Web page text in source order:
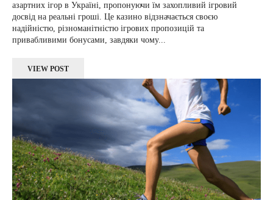
азартних ігор в Україні, пропонуючи їм захопливий ігровий
досвід на реальні гроші. Це казино відзначається своєю
надійністю, різноманітністю ігрових пропозицій та
привабливими бонусами, завдяки чому...
VIEW POST